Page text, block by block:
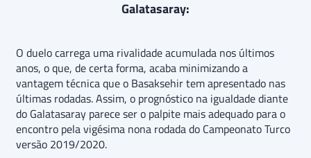
Galatasaray:
O duelo carrega uma rivalidade acumulada nos últimos
anos, o que, de certa forma, acaba minimizando a
vantagem técnica que o Basaksehir tem apresentado nas
últimas rodadas. Assim, o prognóstico na igualdade diante
do Galatasaray parece ser o palpite mais adequado para o
encontro pela vigésima nona rodada do Campeonato Turco
versão 2019/2020.